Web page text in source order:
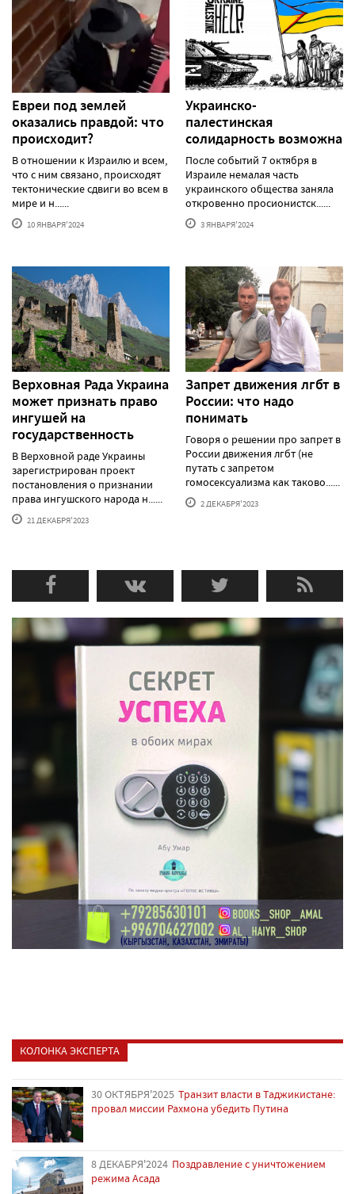
Евреи под землей
оказались правдой: что
происходит?
В отношении к Израилю и всем,
что с ним связано, происходят
тектонические сдвиги во всем в
мире и н......
10 ЯНВАРЯ'2024
Украинско-
палестинская
солидарность возможна
После событий 7 октября в
Израиле немалая часть
украинского общества заняла
откровенно просионистск......
3 ЯНВАРЯ'2024
Верховная Рада Украина
может признать право
ингушей на
государственность
В Верховной раде Украины
зарегистрирован проект
постановления о признании
права ингушского народа н......
21 ДЕКАБРЯ'2023
Запрет движения лгбт в
России: что надо
понимать
Говоря о решении про запрет в
России движения лгбт (не
путать с запретом
гомосексуализма как таково......
2 ДЕКАБРЯ'2023
КОЛОНКА ЭКСПЕРТА
30 ОКТЯБРЯ'2025 Транзит власти в Таджикистане:
провал миссии Рахмона убедить Путина
8 ДЕКАБРЯ'2024 Поздравление с уничтожением
режима Асада